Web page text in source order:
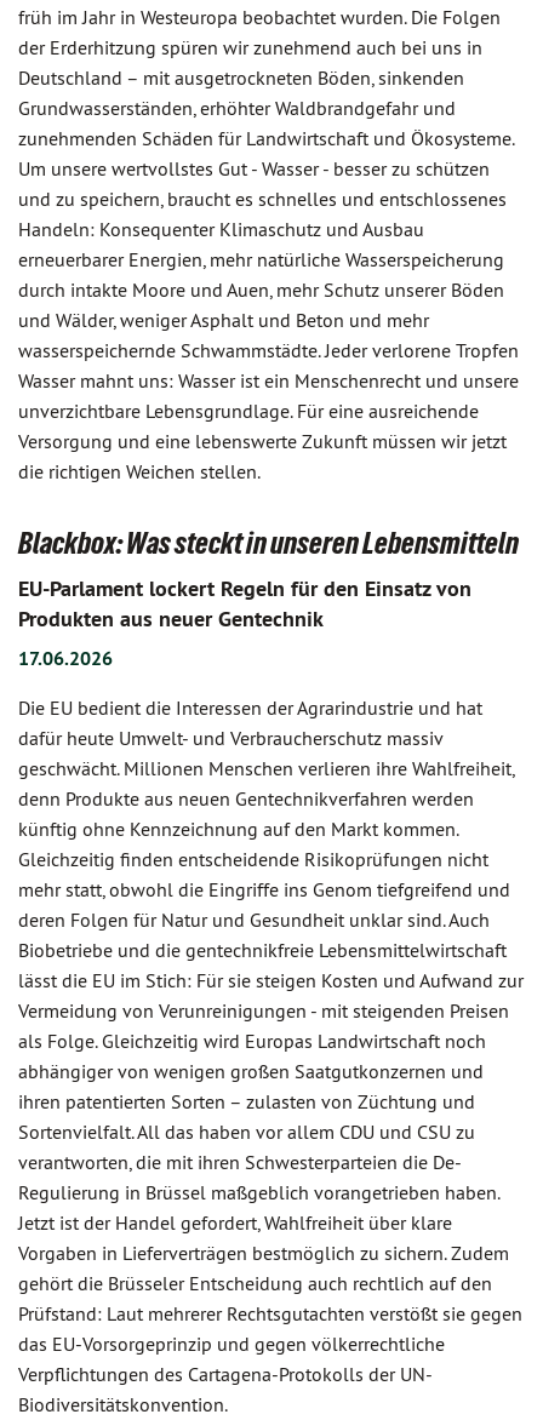
früh im Jahr in Westeuropa beobachtet wurden. Die Folgen
der Erderhitzung spüren wir zunehmend auch bei uns in
Deutschland – mit ausgetrockneten Böden, sinkenden
Grundwasserständen, erhöhter Waldbrandgefahr und
zunehmenden Schäden für Landwirtschaft und Ökosysteme.
Um unsere wertvollstes Gut - Wasser - besser zu schützen
und zu speichern, braucht es schnelles und entschlossenes
Handeln: Konsequenter Klimaschutz und Ausbau
erneuerbarer Energien, mehr natürliche Wasserspeicherung
durch intakte Moore und Auen, mehr Schutz unserer Böden
und Wälder, weniger Asphalt und Beton und mehr
wasserspeichernde Schwammstädte. Jeder verlorene Tropfen
Wasser mahnt uns: Wasser ist ein Menschenrecht und unsere
unverzichtbare Lebensgrundlage. Für eine ausreichende
Versorgung und eine lebenswerte Zukunft müssen wir jetzt
die richtigen Weichen stellen.
Blackbox: Was steckt in unseren Lebensmitteln
EU-Parlament lockert Regeln für den Einsatz von
Produkten aus neuer Gentechnik
17.06.2026
Die EU bedient die Interessen der Agrarindustrie und hat
dafür heute Umwelt- und Verbraucherschutz massiv
geschwächt. Millionen Menschen verlieren ihre Wahlfreiheit,
denn Produkte aus neuen Gentechnikverfahren werden
künftig ohne Kennzeichnung auf den Markt kommen.
Gleichzeitig finden entscheidende Risikoprüfungen nicht
mehr statt, obwohl die Eingriffe ins Genom tiefgreifend und
deren Folgen für Natur und Gesundheit unklar sind. Auch
Biobetriebe und die gentechnikfreie Lebensmittelwirtschaft
lässt die EU im Stich: Für sie steigen Kosten und Aufwand zur
Vermeidung von Verunreinigungen - mit steigenden Preisen
als Folge. Gleichzeitig wird Europas Landwirtschaft noch
abhängiger von wenigen großen Saatgutkonzernen und
ihren patentierten Sorten – zulasten von Züchtung und
Sortenvielfalt. All das haben vor allem CDU und CSU zu
verantworten, die mit ihren Schwesterparteien die De-
Regulierung in Brüssel maßgeblich vorangetrieben haben.
Jetzt ist der Handel gefordert, Wahlfreiheit über klare
Vorgaben in Lieferverträgen bestmöglich zu sichern. Zudem
gehört die Brüsseler Entscheidung auch rechtlich auf den
Prüfstand: Laut mehrerer Rechtsgutachten verstößt sie gegen
das EU-Vorsorgeprinzip und gegen völkerrechtliche
Verpflichtungen des Cartagena-Protokolls der UN-
Biodiversitätskonvention.